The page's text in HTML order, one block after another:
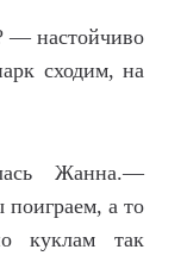
— настойчиво
сходим, на
Жанна.—
а то
куклам так